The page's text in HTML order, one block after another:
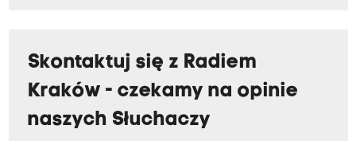
Skontaktuj się z Radiem
Kraków - czekamy na opinie
naszych Słuchaczy